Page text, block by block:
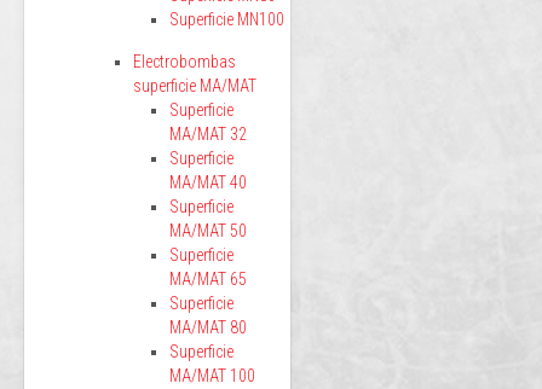
Superficie MN100
Electrobombas
superficie MA/MAT
Superficie
MA/MAT 32
Superficie
MA/MAT 40
Superficie
MA/MAT 50
Superficie
MA/MAT 65
Superficie
MA/MAT 80
Superficie
MA/MAT 100